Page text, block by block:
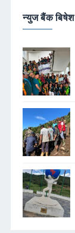
न्युज बैंक बिषेश